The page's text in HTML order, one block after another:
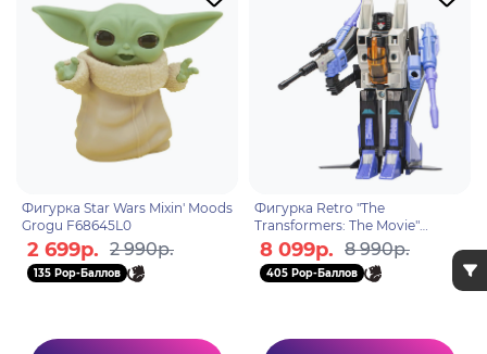
Фигурка Star Wars Mixin' Moods
Grogu F68645L0
2 699р. 2 990р.
135 Pop-Баллов
Фигурка Retro "The
Transformers: The Movie"
Skywarp F69525L0
8 099р. 8 990р.
405 Pop-Баллов